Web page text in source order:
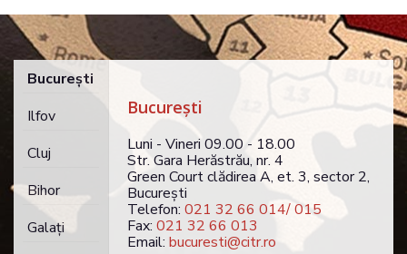
Bucureşti
Ilfov
Cluj
Bihor
Galaţi
Bucureşti
Luni - Vineri 09.00 - 18.00
Str. Gara Herăstrău, nr. 4
Green Court clădirea A, et. 3, sector 2,
București
Telefon: 021 32 66 014/ 015
Fax: 021 32 66 013
Email: bucuresti@citr.ro